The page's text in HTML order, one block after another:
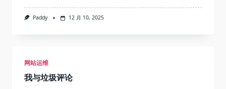
Paddy 12 月 10, 2025
网站运维
我与垃圾评论